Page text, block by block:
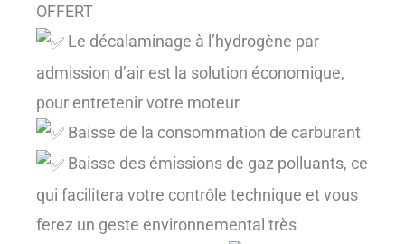
OFFERT
Le décalaminage à l’hydrogène par
admission d’air est la solution économique,
pour entretenir votre moteur
Baisse de la consommation de carburant
Baisse des émissions de gaz polluants, ce
qui facilitera votre contrôle technique et vous
ferez un geste environnemental très